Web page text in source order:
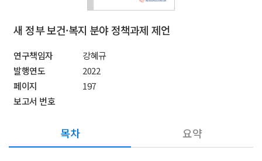
새 정부 보건·복지 분야 정책과제 제언
연구책임자
강혜규
발행연도
2022
페이지
197
보고서 번호
목차 요약